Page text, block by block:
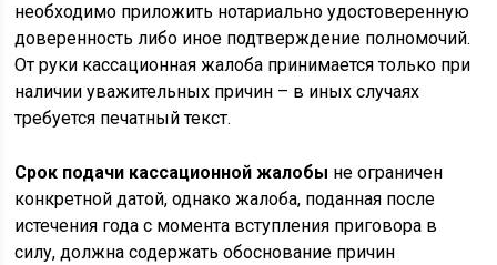
необходимо приложить нотариально удостоверенную
доверенность либо иное подтверждение полномочий.
От руки кассационная жалоба принимается только при
наличии уважительных причин – в иных случаях
требуется печатный текст.
Срок подачи кассационной жалобы не ограничен
конкретной датой, однако жалоба, поданная после
истечения года с момента вступления приговора в
силу, должна содержать обоснование причин